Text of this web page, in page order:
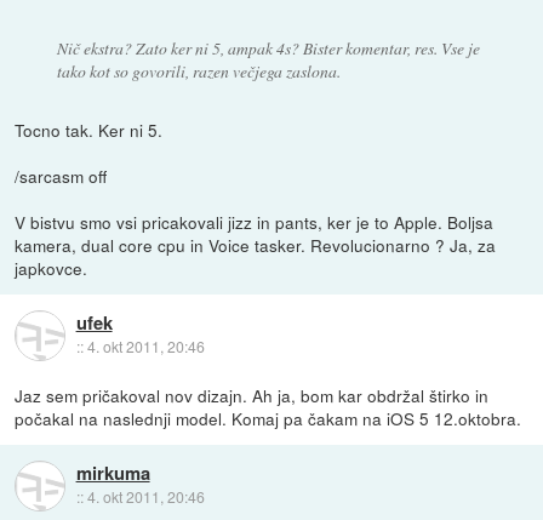
Nič ekstra? Zato ker ni 5, ampak 4s? Bister komentar, res. Vse je
tako kot so govorili, razen večjega zaslona.
Tocno tak. Ker ni 5.
/sarcasm off
V bistvu smo vsi pricakovali jizz in pants, ker je to Apple. Boljsa
kamera, dual core cpu in Voice tasker. Revolucionarno ? Ja, za
japkovce.
ufek
::4. okt 2011, 20:46
Jaz sem pričakoval nov dizajn. Ah ja, bom kar obdržal štirko in
počakal na naslednji model. Komaj pa čakam na iOS 5 12.oktobra.
mirkuma
::4. okt 2011, 20:46